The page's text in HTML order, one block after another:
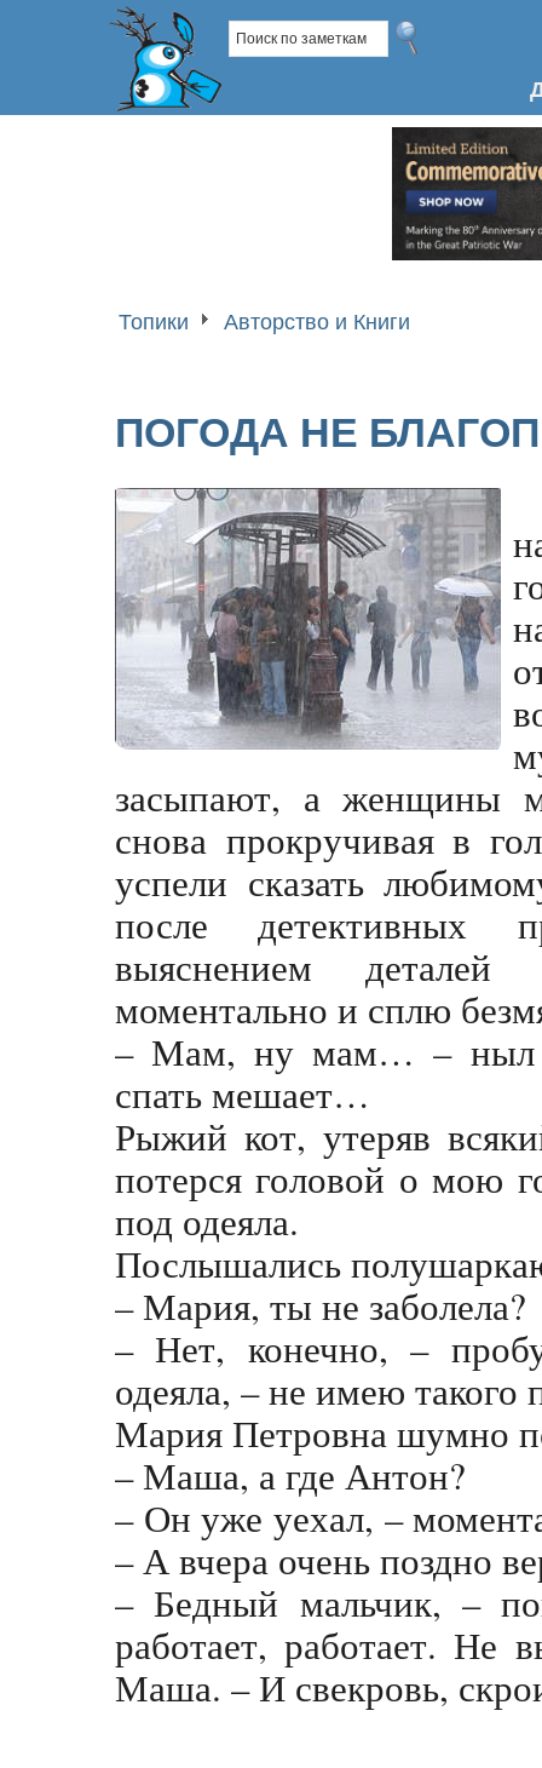
Топики Авторство и Книги
ПОГОДА НЕ
засыпают, а женщины
снова прокручивая в
успели сказать
после детективных
выяснением
моментально и сплю
– Мам, ну мам… – ныл
спать мешает…
Рыжий кот, утеряв
потерся головой о мою
под одеяла.
Послышались
– Мария, ты не заболела?
– Нет, конечно, –
одеяла, – не имею такого
Мария Петровна шумно
– Маша, а где Антон?
– Он уже уехал, –
– А вчера очень поздно
– Бедный мальчик, –
работает, работает. Не
Маша. – И свекровь,